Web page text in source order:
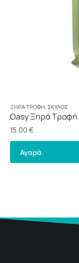
ΞΗΡΆ ΤΡΟΦΉ, ΣΚΎΛΟΣ
Oasy Ξηρά Τροφή
Κοτόπουλο 3kg
15.00 €
Αγορά